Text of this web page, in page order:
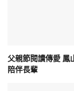
父親節閱讀傳愛 鳳
陪伴長輩